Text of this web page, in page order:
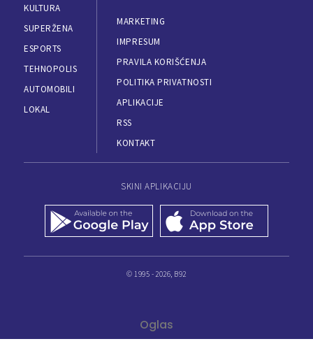
KULTURA
SUPERŽENA
ESPORTS
TEHNOPOLIS
AUTOMOBILI
LOKAL
MARKETING
IMPRESUM
PRAVILA KORIŠĆENJA
POLITIKA PRIVATNOSTI
APLIKACIJE
RSS
KONTAKT
SKINI APLIKACIJU
© 1995 - 2026, B92